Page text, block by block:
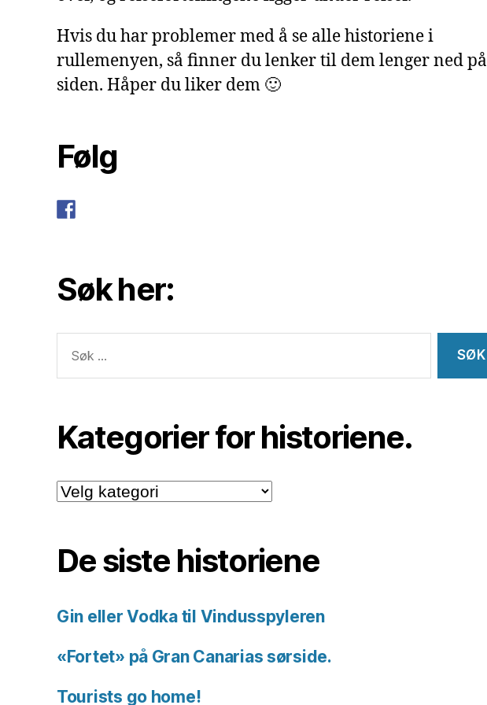
Hvis du har problemer med å se alle historiene i
rullemenyen, så finner du lenker til dem lenger ned på
siden. Håper du liker dem 🙂
Følg
Søk her:
etter:
Kategorier for historiene.
Kategorier
for
De siste historiene
Gin eller Vodka til Vindusspyleren
«Fortet» på Gran Canarias sørside.
Tourists go home!